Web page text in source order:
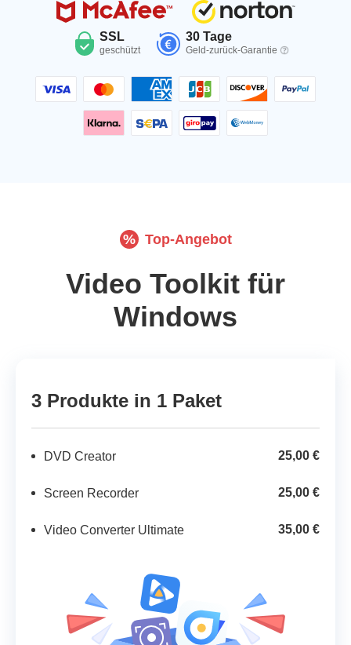
SSL
geschützt
30 Tage
Geld-zurück-Garantie
% Top-Angebot
Video Toolkit für
Windows
3 Produkte in 1 Paket
DVD Creator 25,00 €
Screen Recorder 25,00 €
Video Converter Ultimate 35,00 €